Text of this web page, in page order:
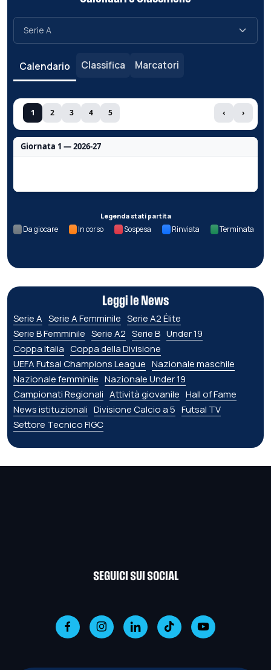
Calendario Classifica Marcatori
1 2 3 4 5 ‹ ›
Giornata 1 — 2026-27
Legenda stati partita
Da giocare In corso Sospesa Rinviata Terminata
Leggi le News
Serie A Serie A Femminile Serie A2 Élite
Serie B Femminile Serie A2 Serie B Under 19
Coppa Italia Coppa della Divisione
UEFA Futsal Champions League Nazionale maschile
Nazionale femminile Nazionale Under 19
Campionati Regionali Attività giovanile Hall of Fame
News istituzionali Divisione Calcio a 5 Futsal TV
Settore Tecnico FIGC
SEGUICI SUI SOCIAL